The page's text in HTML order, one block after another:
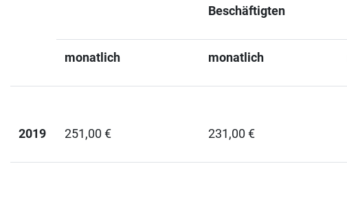
Beschäftigten
monatlich monatlich
2019 251,00 € 231,00 €